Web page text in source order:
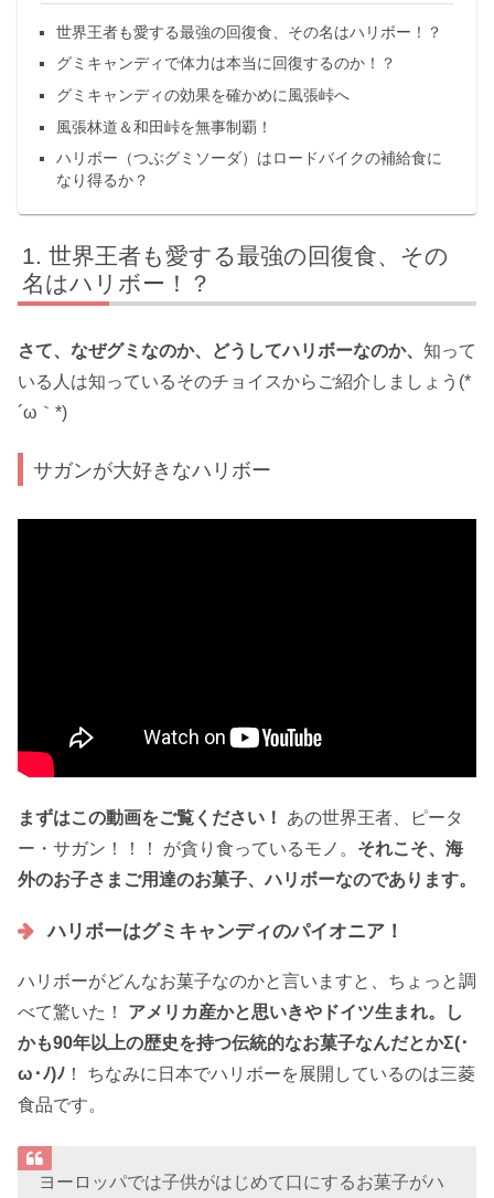
世界王者も愛する最強の回復食、その名はハリボー！？
グミキャンディで体力は本当に回復するのか！？
グミキャンディの効果を確かめに風張峠へ
風張林道＆和田峠を無事制覇！
ハリボー（つぶグミソーダ）はロードバイクの補給食に
なり得るか？
世界王者も愛する最強の回復食、その
名はハリボー！？
さて、なぜグミなのか、どうしてハリボーなのか、 知って
いる人は知っているそのチョイスからご紹介しましょう(*
´ω｀*)
サガンが大好きなハリボー
まずはこの動画をご覧ください！ あの世界王者、ピータ
ー・サガン！！！ が貪り食っているモノ。 それこそ、海
外のお子さまご用達のお菓子、ハリボーなのであります。
ハリボーはグミキャンディのパイオニア！
ハリボーがどんなお菓子なのかと言いますと、ちょっと調
べて驚いた！ アメリカ産かと思いきやドイツ生まれ。し
かも90年以上の歴史を持つ伝統的なお菓子なんだとかΣ(･
ω･ﾉ)ﾉ ！ ちなみに日本でハリボーを展開しているのは三菱
食品です。
ヨーロッパでは子供がはじめて口にするお菓子がハ